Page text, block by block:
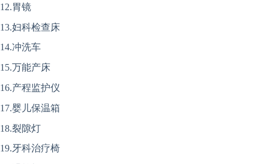
12.胃镜
13.妇科检查床
14.冲洗车
15.万能产床
16.产程监护仪
17.婴儿保温箱
18.裂隙灯
19.牙科治疗椅